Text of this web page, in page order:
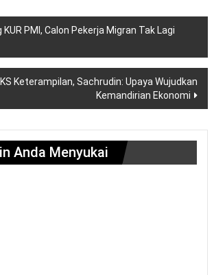
PMI, Calon Pekerja Migran Tak Lagi
Keterampilan, Sachrudin: Upaya Wujudkan
Kemandirian Ekonomi
Anda Menyukai